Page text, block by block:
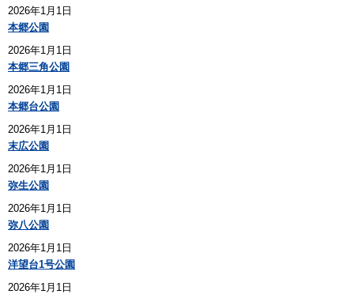
2026年1月1日
本郷公園
2026年1月1日
本郷三角公園
2026年1月1日
本郷台公園
2026年1月1日
末広公園
2026年1月1日
弥生公園
2026年1月1日
弥八公園
2026年1月1日
洋望台1号公園
2026年1月1日